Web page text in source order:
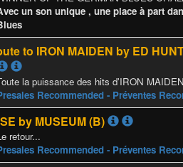
un son unique , une place à part
to IRON MAIDEN by ED
la puissance des hits d'IRON
Recommended - Préventes
by MUSEUM (B)
retour...
Recommended - Préventes